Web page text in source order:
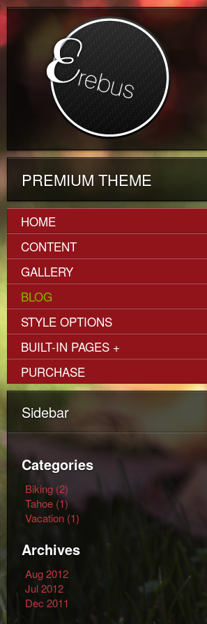
PREMIUM THEME
HOME
CONTENT
GALLERY
BLOG
STYLE OPTIONS
BUILT-IN PAGES+
PURCHASE
Sidebar
Categories
Biking (2)
Tahoe (1)
Vacation (1)
Archives
Aug 2012
Jul 2012
Dec 2011